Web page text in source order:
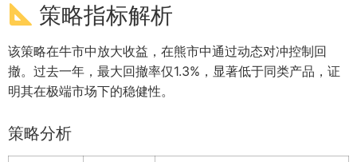
策略指标解析
该策略在牛市中放大收益，在熊市中通过动态对冲控制回
撤。过去一年，最大回撤率仅1.3%，显著低于同类产品，证
明其在极端市场下的稳健性。
策略分析